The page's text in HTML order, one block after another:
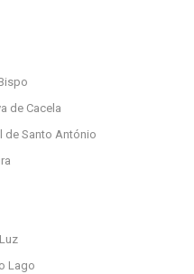
de Cacela
de Santo António
Lago